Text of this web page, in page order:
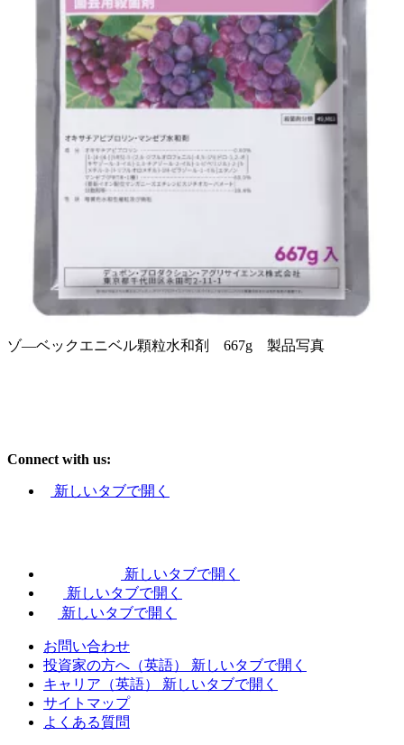
ゾ―ベックエニベル顆粒水和剤 667g 製品写真
Connect with us:
新しいタブで開く
新しいタブで開く
新しいタブで開く
新しいタブで開く
お問い合わせ
投資家の方へ（英語）
新しいタブで開く
キャリア（英語）
新しいタブで開く
サイトマップ
よくある質問